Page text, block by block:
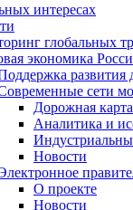
интересах
глобальных
экономика
развития
сети
Дорожная карта
Аналитика и
Новости
О проекте
Новости